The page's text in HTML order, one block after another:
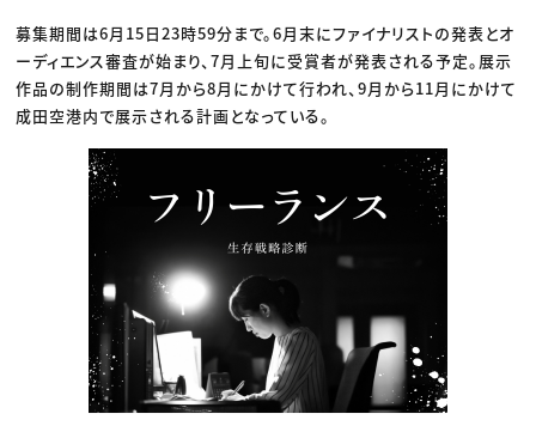
募集期間は6月15日23時59分まで。6月末にファイナリストの発表とオ
ーディエンス審査が始まり、7月上旬に受賞者が発表される予定。展示
作品の制作期間は7月から8月にかけて行われ、9月から11月にかけて
成田空港内で展示される計画となっている。